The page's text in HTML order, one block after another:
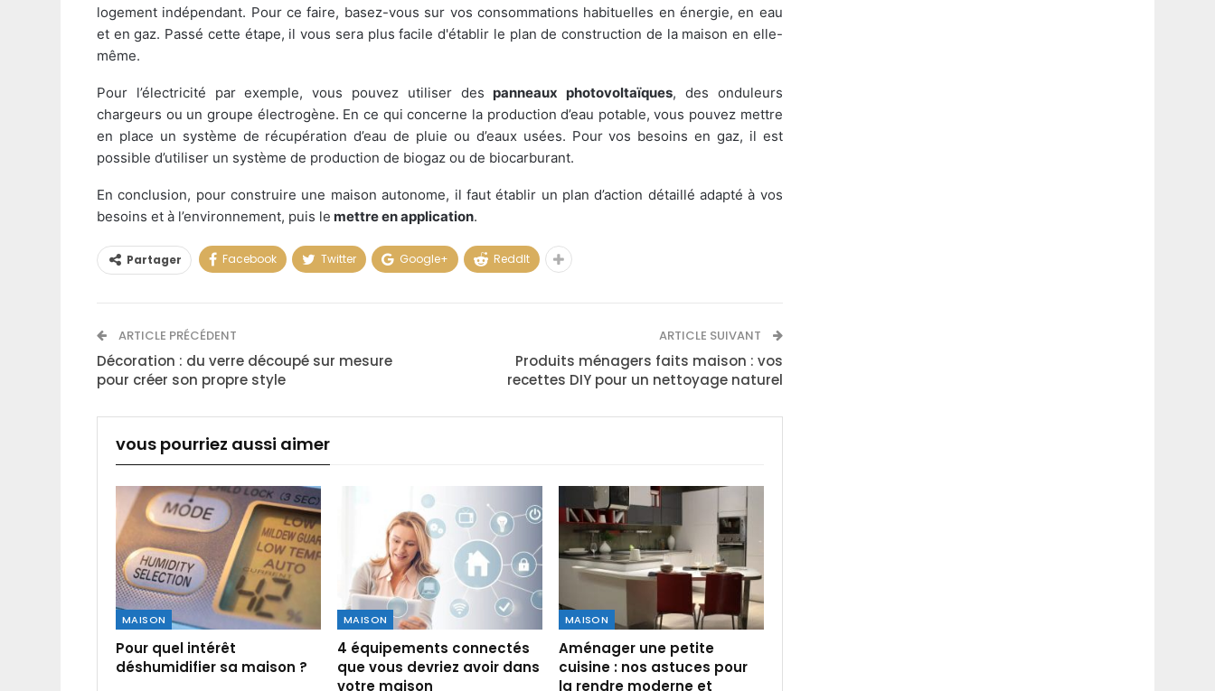
logement indépendant. Pour ce faire, basez-vous sur vos consommations habituelles en énergie, en eau
et en gaz. Passé cette étape, il vous sera plus facile d'établir le plan de construction de la maison en elle-
même.
Pour l’électricité par exemple, vous pouvez utiliser des panneaux photovoltaïques, des onduleurs
chargeurs ou un groupe électrogène. En ce qui concerne la production d’eau potable, vous pouvez mettre
en place un système de récupération d’eau de pluie ou d’eaux usées. Pour vos besoins en gaz, il est
possible d’utiliser un système de production de biogaz ou de biocarburant.
En conclusion, pour construire une maison autonome, il faut établir un plan d’action détaillé adapté à vos
besoins et à l’environnement, puis le mettre en application.
Partager Facebook Twitter Google+ ReddIt
ARTICLE PRÉCÉDENT
Décoration : du verre découpé sur mesure
pour créer son propre style
ARTICLE SUIVANT
Produits ménagers faits maison : vos
recettes DIY pour un nettoyage naturel
vous pourriez aussi aimer
MAISON
Pour quel intérêt
déshumidifier sa maison ?
MAISON
4 équipements connectés
que vous devriez avoir dans
votre maison
MAISON
Aménager une petite
cuisine : nos astuces pour
la rendre moderne et